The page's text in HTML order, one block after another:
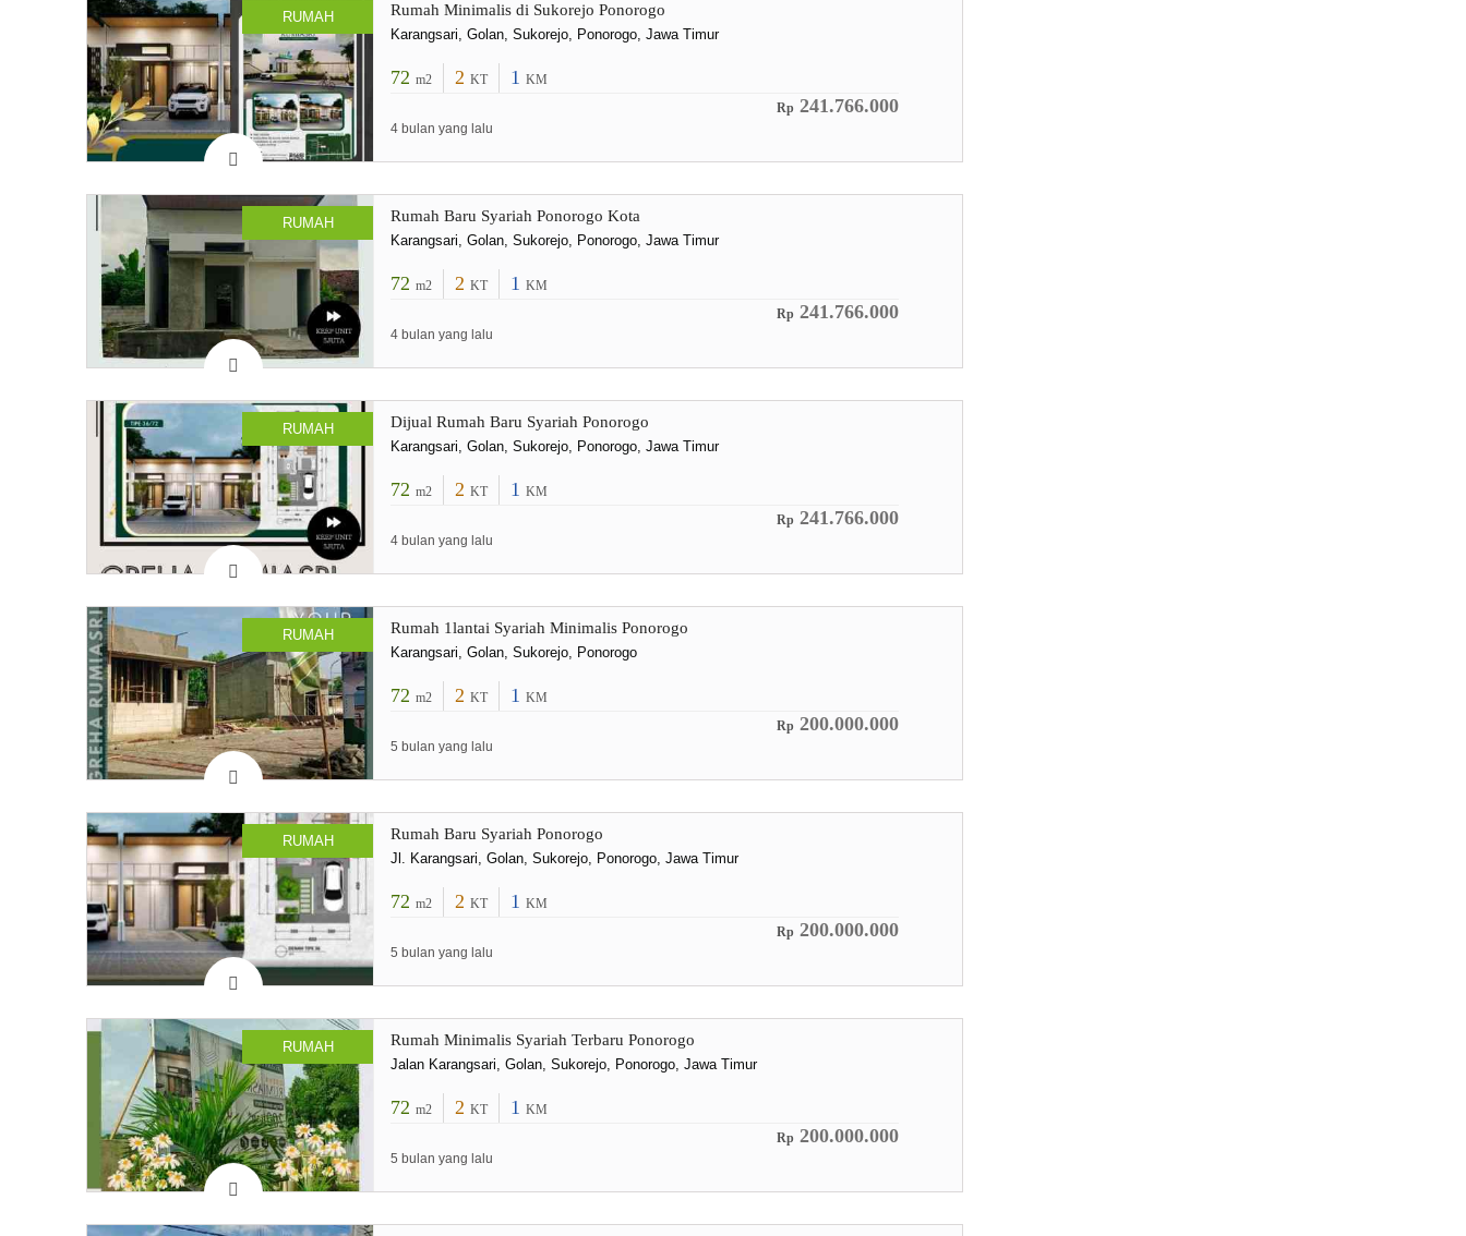
RUMAH Rumah Minimalis di Sukorejo Ponorogo
Karangsari, Golan, Sukorejo, Ponorogo, Jawa Timur
72 m2 2 KT 1 KM
Rp 241.766.000
4 bulan yang lalu
RUMAH Rumah Baru Syariah Ponorogo Kota
Karangsari, Golan, Sukorejo, Ponorogo, Jawa Timur
72 m2 2 KT 1 KM
Rp 241.766.000
4 bulan yang lalu
RUMAH Dijual Rumah Baru Syariah Ponorogo
Karangsari, Golan, Sukorejo, Ponorogo, Jawa Timur
72 m2 2 KT 1 KM
Rp 241.766.000
4 bulan yang lalu
RUMAH Rumah 1lantai Syariah Minimalis Ponorogo
Karangsari, Golan, Sukorejo, Ponorogo
72 m2 2 KT 1 KM
Rp 200.000.000
5 bulan yang lalu
RUMAH Rumah Baru Syariah Ponorogo
Jl. Karangsari, Golan, Sukorejo, Ponorogo, Jawa Timur
72 m2 2 KT 1 KM
Rp 200.000.000
5 bulan yang lalu
RUMAH Rumah Minimalis Syariah Terbaru Ponorogo
Jalan Karangsari, Golan, Sukorejo, Ponorogo, Jawa Timur
72 m2 2 KT 1 KM
Rp 200.000.000
5 bulan yang lalu